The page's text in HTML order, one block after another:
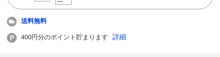
送料無料
400円分のポイント貯まります 詳細